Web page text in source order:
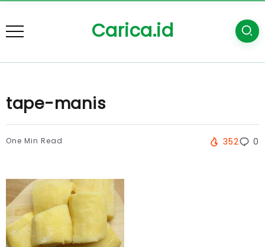
Carica.id
tape-manis
One Min Read 352 0